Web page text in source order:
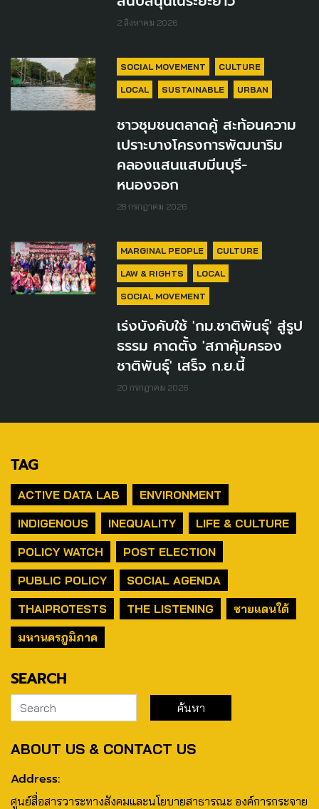
2 สิงหาคม 2026
SOCIAL MOVEMENT CULTURE
LOCAL SUSTAINABLE URBAN
ชาวชุมชนตลาดคู้ สะท้อนความ
เปราะบางโครงการพัฒนาริม
คลองแสนแสบมีนบุรี-
หนองจอก
28 กรกฎาคม 2026
MARGINAL PEOPLE CULTURE
LAW & RIGHTS LOCAL
SOCIAL MOVEMENT
เร่งบังคับใช้ 'กม.ชาติพันธุ์' สู่รูป
ธรรม คาดตั้ง 'สภาคุ้มครอง
ชาติพันธุ์' เสร็จ ก.ย.นี้
20 กรกฎาคม 2026
TAG
ACTIVE DATA LAB
ENVIRONMENT
INDIGENOUS
INEQUALITY
LIFE & CULTURE
POLICY WATCH
POST ELECTION
PUBLIC POLICY
SOCIAL AGENDA
THAIPROTESTS
THE LISTENING
ชายแดนใต้
มหานครภูมิภาค
SEARCH
ABOUT US & CONTACT US
Address:
ศูนย์สื่อสารวาระทางสังคมและนโยบายสาธารณะ องค์การกระจาย